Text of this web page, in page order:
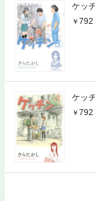
ケッ
792
ケッ
792